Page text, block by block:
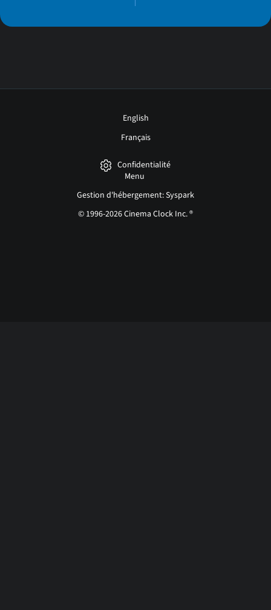
English
Français
Confidentialité
Menu
Gestion d'hébergement: Syspark
© 1996-2026 Cinema Clock Inc. ®